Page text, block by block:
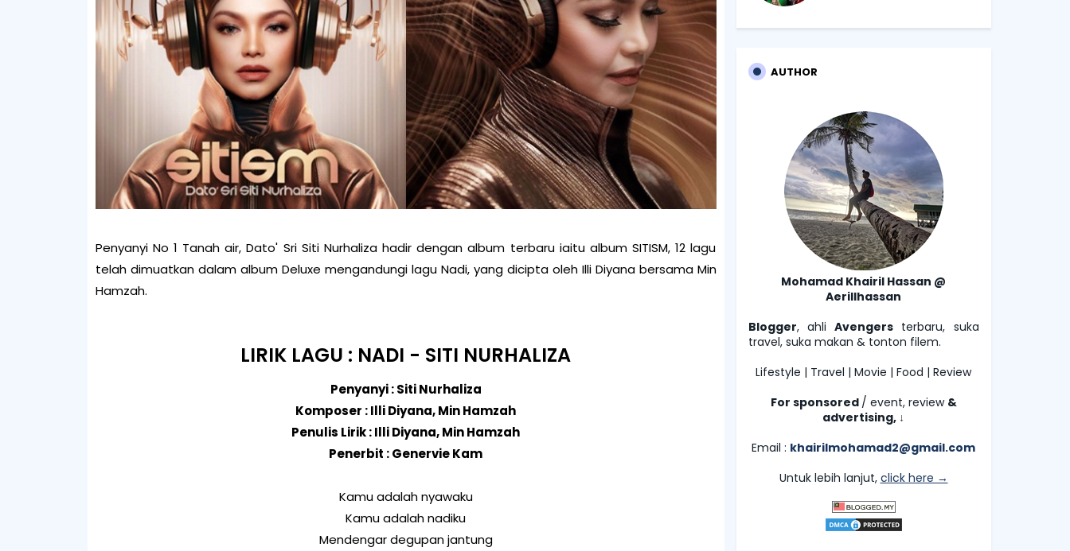
Penyanyi No 1 Tanah air, Dato' Sri Siti Nurhaliza hadir dengan album terbaru iaitu album SITISM, 12 lagu
telah dimuatkan dalam album Deluxe mengandungi lagu Nadi, yang dicipta oleh Illi Diyana bersama Min
Hamzah.
LIRIK LAGU : NADI - SITI NURHALIZA
Penyanyi : Siti Nurhaliza
Komposer : Illi Diyana, Min Hamzah
Penulis Lirik : Illi Diyana, Min Hamzah
Penerbit : Genervie Kam
Kamu adalah nyawaku
Kamu adalah nadiku
Mendengar degupan jantung
AUTHOR
Mohamad Khairil Hassan @
Aerillhassan
Blogger, ahli Avengers terbaru, suka
travel, suka makan & tonton filem.
Lifestyle | Travel | Movie | Food | Review
For sponsored / event, review &
advertising, ↓
Email : khairilmohamad2@gmail.com
Untuk lebih lanjut, click here →